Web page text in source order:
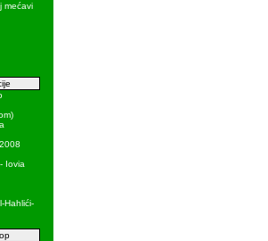
mećavi
Iovia
Hahlići-